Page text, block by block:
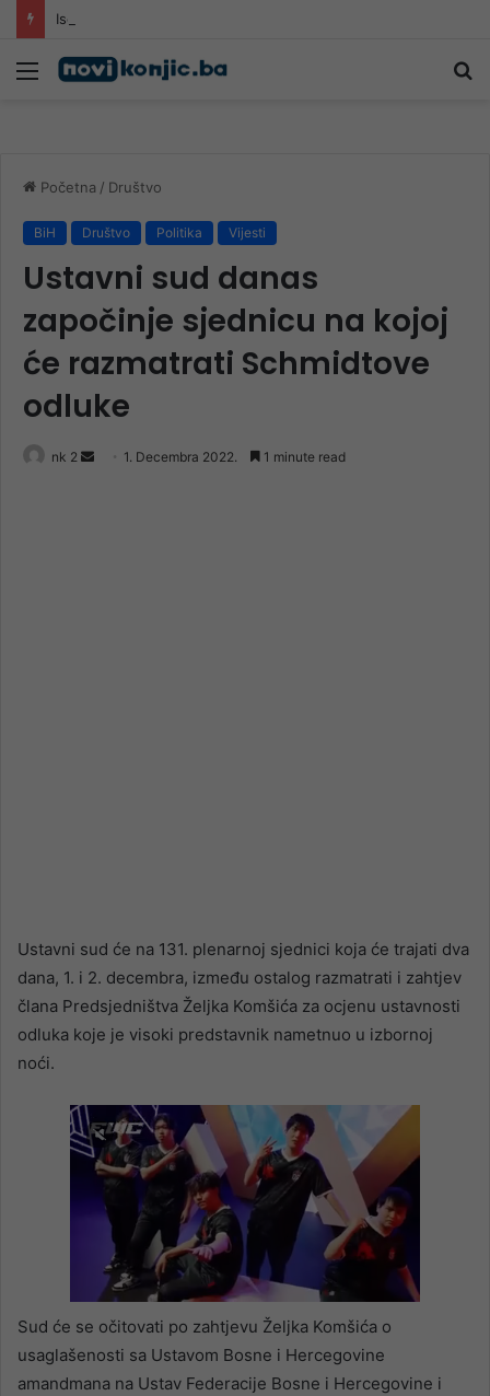
Meni
Početna / Društvo
BiH Društvo Politika Vijesti
Ustavni sud danas
započinje sjednicu na kojoj
će razmatrati Schmidtove
odluke
nk 2
Send 1. Decembra 2022. 1 minute read
Ustavni sud će na 131. plenarnoj sjednici koja će trajati dva
dana, 1. i 2. decembra, između ostalog razmatrati i zahtjev
člana Predsjedništva Željka Komšića za ocjenu ustavnosti
odluka koje je visoki predstavnik nametnuo u izbornoj
noći.
Sud će se očitovati po zahtjevu Željka Komšića o
usaglašenosti sa Ustavom Bosne i Hercegovine
amandmana na Ustav Federacije Bosne i Hercegovine i